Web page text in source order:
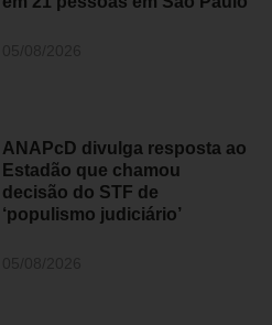
ANAPcD divulga resposta ao
Estadão que chamou
decisão do STF de
‘populismo judiciário’